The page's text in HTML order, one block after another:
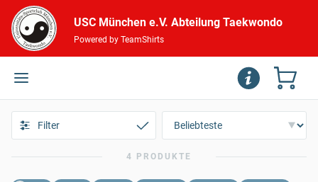
USC München e.V. Abteilung Taekwondo
Powered by TeamShirts
Filter
4 PRODUKTE